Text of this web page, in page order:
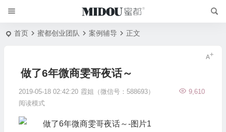
首页 蜜都创业团队 案例辅导 正文
做了6年微商雯哥夜话～
2019-05-18 02:42:20 霞姐（微信号：588693）
9,610
阅读模式